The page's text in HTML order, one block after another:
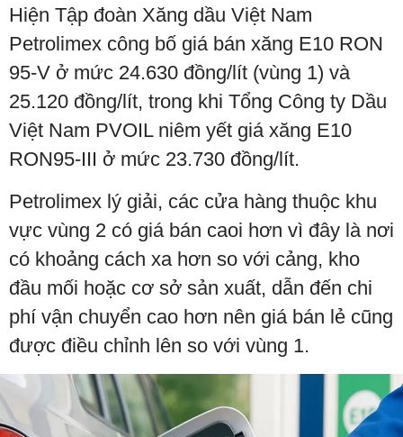
Hiện Tập đoàn Xăng dầu Việt Nam
Petrolimex công bố giá bán xăng E10 RON
95-V ở mức 24.630 đồng/lít (vùng 1) và
25.120 đồng/lít, trong khi Tổng Công ty Dầu
Việt Nam PVOIL niêm yết giá xăng E10
RON95-III ở mức 23.730 đồng/lít.
Petrolimex lý giải, các cửa hàng thuộc khu
vực vùng 2 có giá bán caoi hơn vì đây là nơi
có khoảng cách xa hơn so với cảng, kho
đầu mối hoặc cơ sở sản xuất, dẫn đến chi
phí vận chuyển cao hơn nên giá bán lẻ cũng
được điều chỉnh lên so với vùng 1.